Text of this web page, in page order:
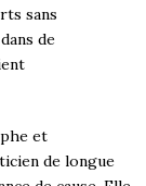
sans
de
et
de longue